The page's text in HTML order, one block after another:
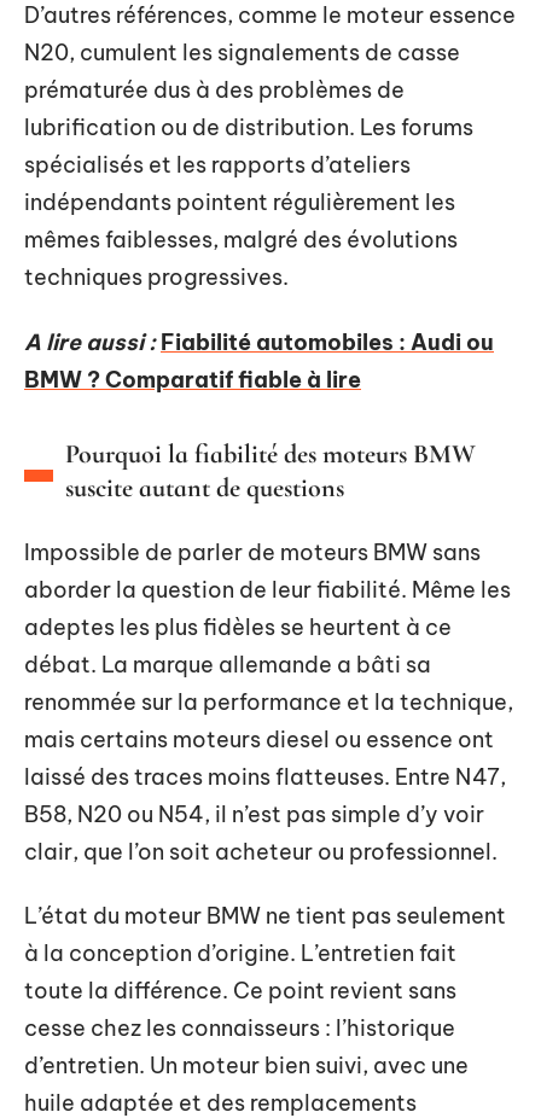
D’autres références, comme le moteur essence
N20, cumulent les signalements de casse
prématurée dus à des problèmes de
lubrification ou de distribution. Les forums
spécialisés et les rapports d’ateliers
indépendants pointent régulièrement les
mêmes faiblesses, malgré des évolutions
techniques progressives.
A lire aussi : Fiabilité automobiles : Audi ou
BMW ? Comparatif fiable à lire
Pourquoi la fiabilité des moteurs BMW
suscite autant de questions
Impossible de parler de moteurs BMW sans
aborder la question de leur fiabilité. Même les
adeptes les plus fidèles se heurtent à ce
débat. La marque allemande a bâti sa
renommée sur la performance et la technique,
mais certains moteurs diesel ou essence ont
laissé des traces moins flatteuses. Entre N47,
B58, N20 ou N54, il n’est pas simple d’y voir
clair, que l’on soit acheteur ou professionnel.
L’état du moteur BMW ne tient pas seulement
à la conception d’origine. L’entretien fait
toute la différence. Ce point revient sans
cesse chez les connaisseurs : l’historique
d’entretien. Un moteur bien suivi, avec une
huile adaptée et des remplacements